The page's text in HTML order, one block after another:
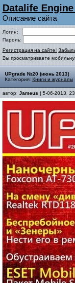
Datalife
Описание сайта
Логин:
Пароль:
Регистрация на сайте!
Вы просматриваете
UPgrade №20 (июнь 2013)
Категория: Книги и журналы
автор: Jameus | 5-06-2013,